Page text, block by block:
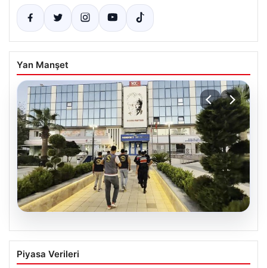
Yan Manşet
Menderes Belediyesi soruşturması.
Firari başkan yardımcısı yakalandı
Piyasa Verileri